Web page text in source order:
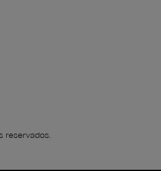
reservados.